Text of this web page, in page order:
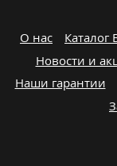
О нас Каталог
Новости и
Наши гарантии